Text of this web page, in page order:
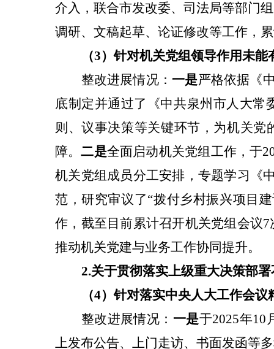
介入，联合市发改委、司法局等部门
调研、文稿起草、论证修改等工作，
（3）针对机关党组领导作用未能
整改进展情况： 一是严格依据《
底制定并通过了《中共泉州市人大常
则、议事决策等关键环节，为机关党
障。二是全面启动机关党组工作，于
机关党组成员分工安排 ， 专题学习《
范，研究审议了“拨付乡村振兴项目
作，截至目前累计召开机关党组会议
推动机关党建与业务工作协同提升。
2.关于贯彻落实上级重大决策部
（4）针对落实中央人大工作会议
整改进展情况： 一是于2025年10
上发布公告、上门走访、书面发函等